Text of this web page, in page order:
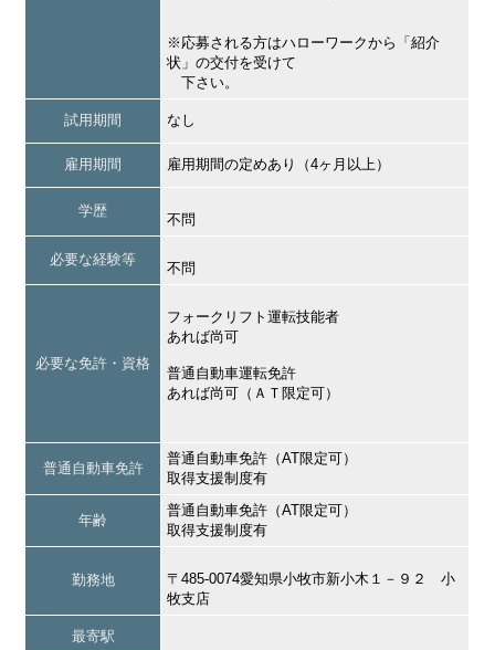
※応募される方はハローワークから「紹介
状」の交付を受けて
下さい。
試用期間 なし
雇用期間 雇用期間の定めあり（4ヶ月以上）
学歴
不問
必要な経験等
不問
必要な免許・資格
フォークリフト運転技能者
あれば尚可
普通自動車運転免許
あれば尚可（ＡＴ限定可）
普通自動車免許
普通自動車免許（AT限定可）
取得支援制度有
年齢
普通自動車免許（AT限定可）
取得支援制度有
勤務地
〒485-0074愛知県小牧市新小木１－９２ 小
牧支店
最寄駅